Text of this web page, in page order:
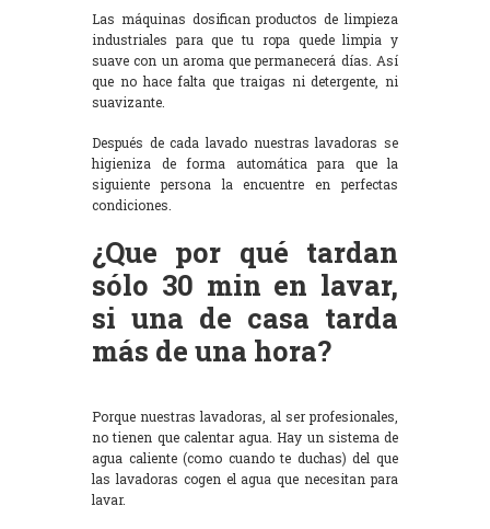
Las máquinas dosifican productos de limpieza
industriales para que tu ropa quede limpia y
suave con un aroma que permanecerá días. Así
que no hace falta que traigas ni detergente, ni
suavizante.
Después de cada lavado nuestras lavadoras se
higieniza de forma automática para que la
siguiente persona la encuentre en perfectas
condiciones.
¿Que por qué tardan
sólo 30 min en lavar,
si una de casa tarda
más de una hora?
Porque nuestras lavadoras, al ser profesionales,
no tienen que calentar agua. Hay un sistema de
agua caliente (como cuando te duchas) del que
las lavadoras cogen el agua que necesitan para
lavar.